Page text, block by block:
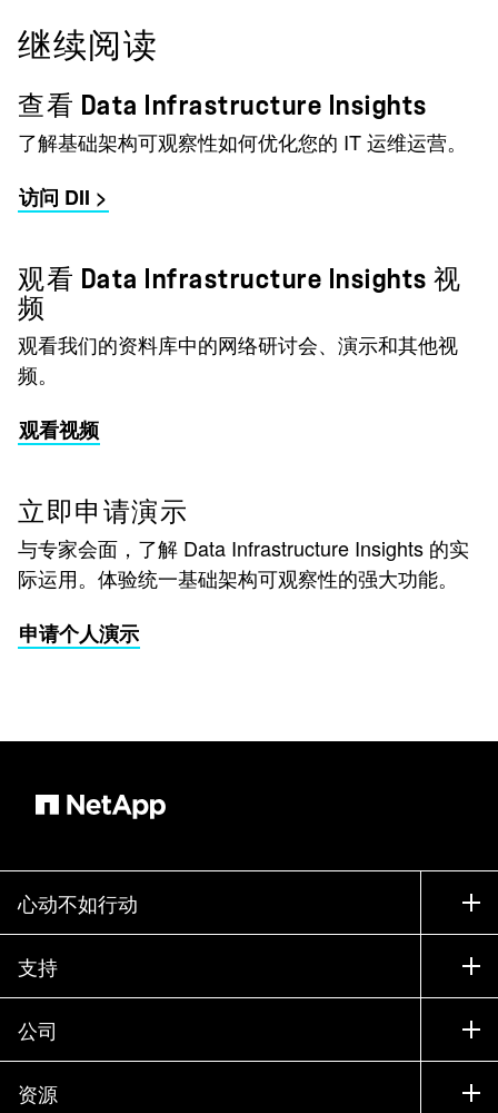
继续阅读
查看 Data Infrastructure Insights
了解基础架构可观察性如何优化您的 IT 运维运营。
访问 DII >
观看 Data Infrastructure Insights 视
频
观看我们的资料库中的网络研讨会、演示和其他视
频。
观看视频
立即申请演示
与专家会面，了解 Data Infrastructure Insights 的实
际运用。体验统一基础架构可观察性的强大功能。
申请个人演示
心动不如行动
如何购买
联系销售部门
寻找合作伙伴
试用产品
支持
支持
训练
文档中心
公司
公司
资源